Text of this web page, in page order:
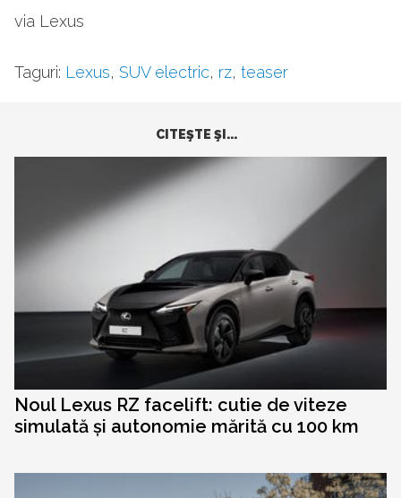
via Lexus
Taguri: Lexus, SUV electric, rz, teaser
CITEŞTE ŞI...
Noul Lexus RZ facelift: cutie de viteze
simulată și autonomie mărită cu 100 km